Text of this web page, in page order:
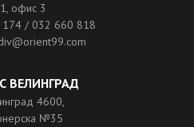
1, офис 3
174 / 032 660 818
ВЕЛИНГРАД
4600,
№35